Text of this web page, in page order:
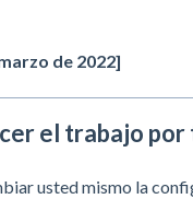
de 2022]
el trabajo por
usted mismo la